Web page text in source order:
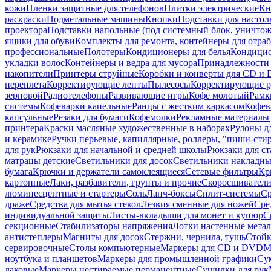
кожиПленки защитные для телефоновПлитки электрические
раскраскиПодметальные машиныКнопкиПодставки для
проектораПодставки напольные (под системный блок,
ящики для обувиКомплекты для ремонта, контейнеры для
профессиональныеПолотерыКондиционеры для белья
укладки волосКонтейнеры и ведра для мусораПринадлежности
накопителиПринтеры струйныеКоробки и конверты для CD и
переплетаКорректирующие лентыПылесосыКорректирующие
зерновойРадиотелефоныРазвивающие игрыКофе молотый
системыКофеварки капельныеРанцы с жестким каркасом
капсульныеРезаки для бумагиКофемолкиРекламные
принтераКраски масляные художественные в наборахРулоны
и керамикеРучки перьевые, капиллярные, роллеры, "пиши-
для рукРюкзаки для начальной и средней школыРюкзаки для
матрацы детскиеСветильники для досокСветильники
бумагаКрючки и держатели самоклеящиесяСетевые фильтры
картонныеЛаки, разбавители, грунты и прочие
люминесцентные и стартерыСольЛанч-боксыСплит-системы
дражеСредства для мытья стеколЛезвия сменные для ножей
индивидуальной защитыЛисты-вкладыши для монет и купюр
секционныеСтабилизаторы напряженияЛотки настенные
антистеплерыМагниты для досокСтержни, чернила, тушь
сервировочныеСтолы компьютерныеМаркеры для CD и DVD
ноутбука и планшетовМаркеры для промышленной графики